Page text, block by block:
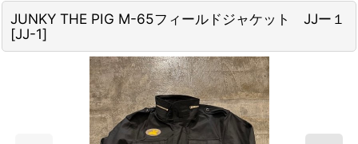
JUNKY THE PIG M-65フィールドジャケット JJー１
[JJ-1]